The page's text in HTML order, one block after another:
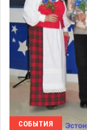
СОБЫТИЯ